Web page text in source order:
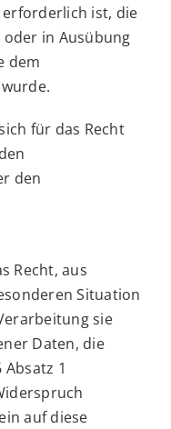
ist, die
in Ausübung
dem
für das Recht
den
Recht, aus
Situation
sie
Daten, die
1
auf diese